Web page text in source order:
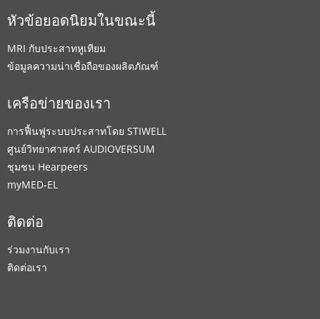
หัวข้อยอดนิยมในขณะนี้
MRI กับประสาทหูเทียม
ข้อมูลความน่าเชื่อถือของผลิตภัณฑ์
เครือข่ายของเรา
การฟื้นฟูระบบประสาทโดย STIWELL
ศูนย์วิทยาศาสตร์ AUDIOVERSUM
ชุมชน Hearpeers
myMED‑EL
ติดต่อ
ร่วมงานกับเรา
ติดต่อเรา